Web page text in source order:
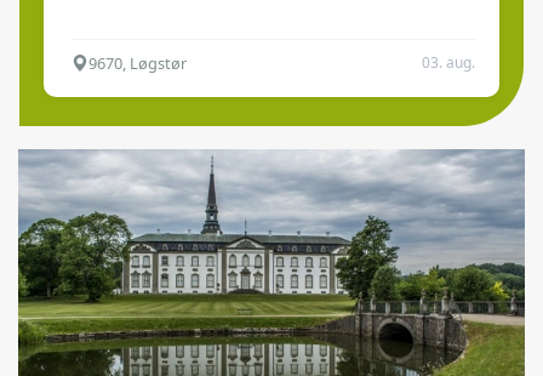
9670, Løgstør 03. aug.